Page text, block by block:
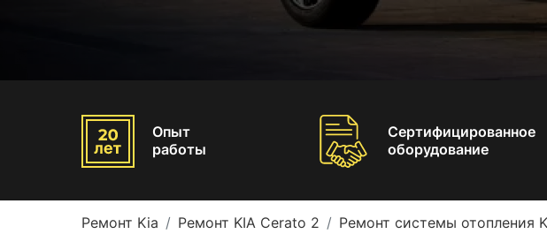
Опыт
работы
Сертифицированное
оборудование
Ремонт Kia Ремонт KIA Cerato 2 Ремонт системы отопления